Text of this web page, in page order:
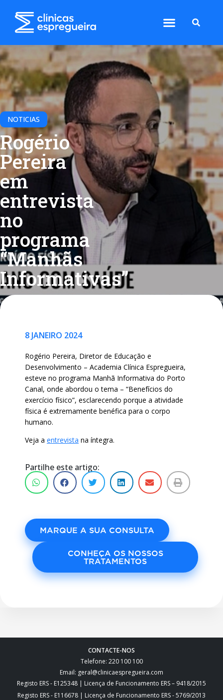
NOTICIAS
Rogério
Pereira
em
entrevista
no
programa
“Manhãs
Informativas”
8 JANEIRO 2024
Rogério Pereira, Diretor de Educação e
Desenvolvimento – Academia Clínica Espregueira,
esteve no programa Manhã Informativa do Porto
Canal, onde abordou o tema – “Benefícios do
exercício físico”, esclarecendo porque a atividade
física é extremamente benéfica para o corpo
humano.
Veja a entrevista na íntegra.
Partilhe este artigo:
MARQUE A SUA CONSULTA
CONHEÇA OS NOSSOS
TRATAMENTOS
CONTACTE-NOS
Telefone: 220 100 100
Email: geral@clinicaespregueira.com
Registo ERS - E125348 | Licença de Funcionamento ERS – 9418/2015
Registo ERS - E116678 | Licença de Funcionamento ERS - 5769/2013